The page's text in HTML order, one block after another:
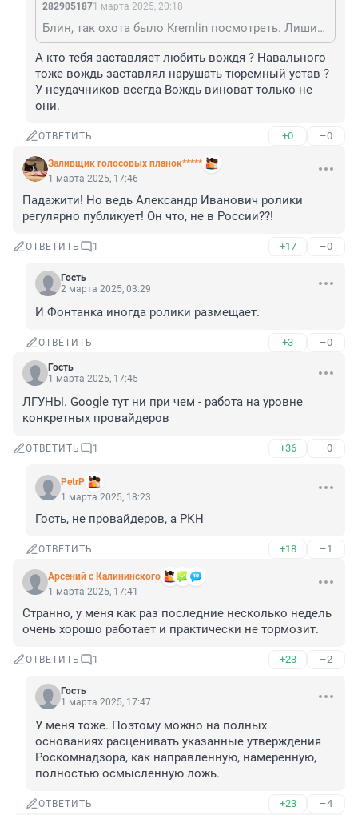
2829051871 марта 2025, 20:18
Блин, так охота было Kremlin посмотреть. Лишили самого дорогого. Теперь как я пойму, за что любить вождя?
А кто тебя заставляет любить вождя ? Навального
тоже вождь заставлял нарушать тюремный устав ?
У неудачников всегда Вождь виноват только не
они.
ОТВЕТИТЬ +0 –0
Заливщик голосовых планок*****
1 марта 2025, 17:46
Падажити! Но ведь Александр Иванович ролики
регулярно публикует! Он что, не в России??!
ОТВЕТИТЬ 1 +17 –0
Гость
2 марта 2025, 03:29
И Фонтанка иногда ролики размещает.
ОТВЕТИТЬ +3 –0
Гость
1 марта 2025, 17:45
ЛГУНЫ. Google тут ни при чем - работа на уровне
конкретных провайдеров
ОТВЕТИТЬ 1 +36 –0
PetrP
1 марта 2025, 18:23
Гость, не провайдеров, а РКН
ОТВЕТИТЬ +18 –1
Арсений с Калининского
1 марта 2025, 17:41
Странно, у меня как раз последние несколько недель
очень хорошо работает и практически не тормозит.
ОТВЕТИТЬ 1 +23 –2
Гость
1 марта 2025, 17:47
У меня тоже. Поэтому можно на полных
основаниях расценивать указанные утверждения
Роскомнадзора, как направленную, намеренную,
полностью осмысленную ложь.
ОТВЕТИТЬ +23 –4